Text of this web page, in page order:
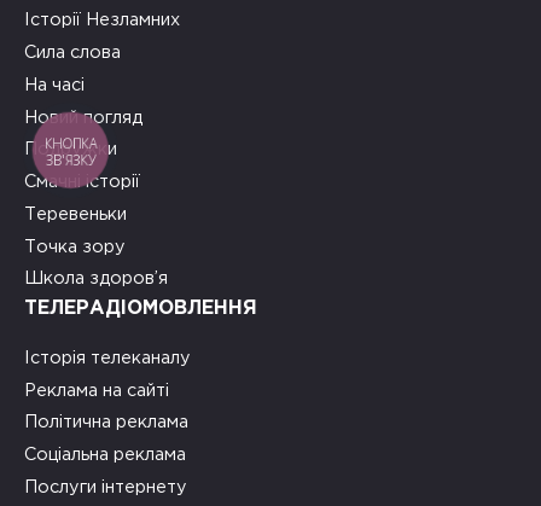
Історії Незламних
Сила слова
На часі
Новий погляд
Подружки
Смачні історії
Теревеньки
Точка зору
Школа здоров’я
ТЕЛЕРАДІОМОВЛЕННЯ
Історія телеканалу
Реклама на сайті
Політична реклама
Соціальна реклама
Послуги інтернету
КНОПКА
ЗВ'ЯЗКУ